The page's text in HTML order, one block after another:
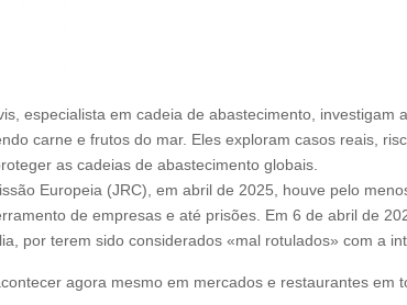
especialista em cadeia de abastecimento, investigam
carne e frutos do mar. Eles exploram casos reais,
as cadeias de abastecimento globais.
Europeia (JRC), em abril de 2025, houve pelo
de empresas e até prisões. Em 6 de abril de
por terem sido considerados «mal rotulados» com a
agora mesmo em mercados e restaurantes em